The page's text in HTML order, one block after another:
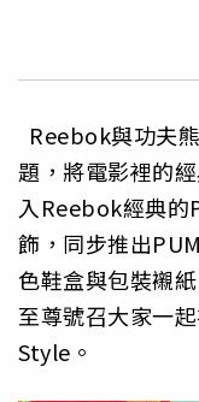
Reebok與功夫
題， 將電影裡的
入Reebok經典的
飾，同步推出
色鞋盒與包裝襯
至尊號召大家一
Style。